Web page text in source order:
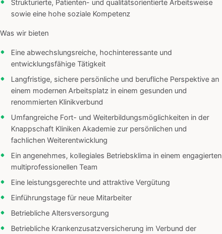
Strukturierte, Patienten- und qualitätsorientierte Arbeitsweise
sowie eine hohe soziale Kompetenz
Was wir bieten
Eine abwechslungsreiche, hochinteressante und
entwicklungsfähige Tätigkeit
Langfristige, sichere persönliche und berufliche Perspektive an
einem modernen Arbeitsplatz in einem gesunden und
renommierten Klinikverbund
Umfangreiche Fort- und Weiterbildungsmöglichkeiten in der
Knappschaft Kliniken Akademie zur persönlichen und
fachlichen Weiterentwicklung
Ein angenehmes, kollegiales Betriebsklima in einem engagierten
multiprofessionellen Team
Eine leistungsgerechte und attraktive Vergütung
Einführungstage für neue Mitarbeiter
Betriebliche Altersversorgung
Betriebliche Krankenzusatzversicherung im Verbund der